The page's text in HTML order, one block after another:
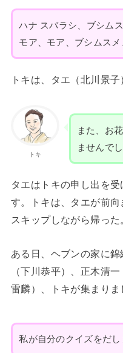
ハナ スバラシ、ブシム
モア、モア、ブシムスメ
トキは、タエ（北川景子
トキ
また、お
ませんで
タエはトキの申し出を
す。トキは、タエが前向
スキップしながら帰った
ある日、ヘブンの家に
（下川恭平）、正木清
雷麟）、トキが集まりま
私が自分のクイズをだし